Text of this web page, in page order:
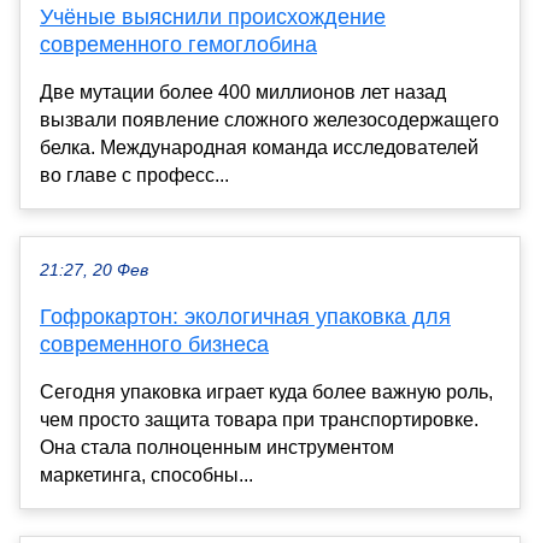
Учёные выяснили происхождение
современного гемоглобина
Две мутации более 400 миллионов лет назад
вызвали появление сложного железосодержащего
белка. Международная команда исследователей
во главе с професс...
21:27, 20 Фев
Гофрокартон: экологичная упаковка для
современного бизнеса
Сегодня упаковка играет куда более важную роль,
чем просто защита товара при транспортировке.
Она стала полноценным инструментом
маркетинга, способны...